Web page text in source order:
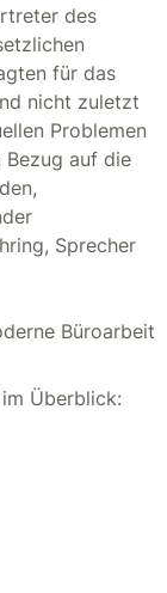
des
für das
nicht zuletzt
Problemen
Bezug auf die
Sprecher
Büroarbeit
Überblick: